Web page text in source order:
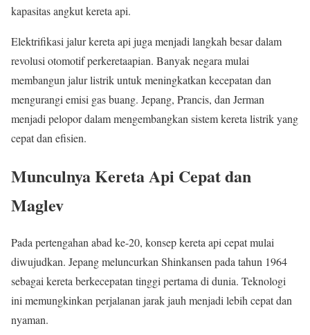
kapasitas angkut kereta api.
Elektrifikasi jalur kereta api juga menjadi langkah besar dalam
revolusi otomotif perkeretaapian. Banyak negara mulai
membangun jalur listrik untuk meningkatkan kecepatan dan
mengurangi emisi gas buang. Jepang, Prancis, dan Jerman
menjadi pelopor dalam mengembangkan sistem kereta listrik yang
cepat dan efisien.
Munculnya Kereta Api Cepat dan
Maglev
Pada pertengahan abad ke-20, konsep kereta api cepat mulai
diwujudkan. Jepang meluncurkan Shinkansen pada tahun 1964
sebagai kereta berkecepatan tinggi pertama di dunia. Teknologi
ini memungkinkan perjalanan jarak jauh menjadi lebih cepat dan
nyaman.